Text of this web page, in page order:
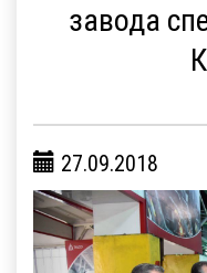
завода
27.09.2018